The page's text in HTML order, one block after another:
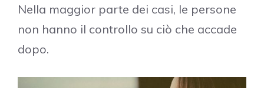
Nella maggior parte dei casi, le persone
non hanno il controllo su ciò che accade
dopo.